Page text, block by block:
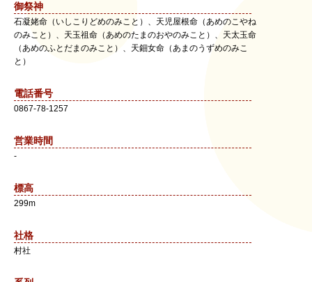
御祭神
石凝姥命（いしこりどめのみこと）、天児屋根命（あめのこやね
のみこと）、天玉祖命（あめのたまのおやのみこと）、天太玉命
（あめのふとだまのみこと）、天鈿女命（あまのうずめのみこ
と）
電話番号
0867-78-1257
営業時間
-
標高
299m
社格
村社